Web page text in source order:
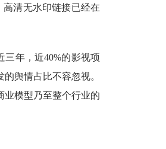
清无水印链接已经在
三年，近40%的影视项
舆情占比不容忽视。
业模型乃至整个行业的